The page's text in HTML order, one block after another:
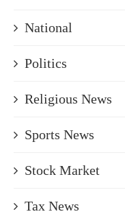
National
Politics
Religious News
Sports News
Stock Market
Tax News